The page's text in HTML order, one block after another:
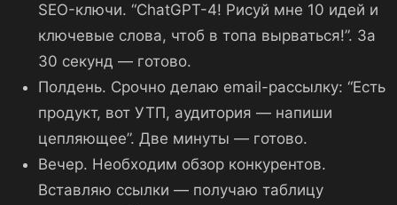
SEO-ключи. “ChatGPT-4! Рисуй мне 10 идей и
ключевые слова, чтоб в топа вырваться!”. За
30 секунд — готово.
Полдень. Срочно делаю email-рассылку: “Есть
продукт, вот УТП, аудитория — напиши
цепляющее”. Две минуты — готово.
Вечер. Необходим обзор конкурентов.
Вставляю ссылки — получаю таблицу